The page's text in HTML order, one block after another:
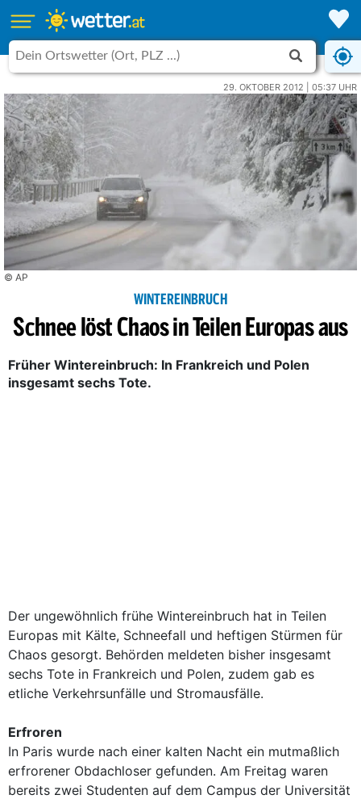
29. OKTOBER 2012 | 05:37 UHR
© AP
WINTEREINBRUCH
Schnee löst Chaos in Teilen Europas aus
Früher Wintereinbruch: In Frankreich und Polen
insgesamt sechs Tote.
Der ungewöhnlich frühe Wintereinbruch hat in Teilen
Europas mit Kälte, Schneefall und heftigen Stürmen für
Chaos gesorgt. Behörden meldeten bisher insgesamt
sechs Tote in Frankreich und Polen, zudem gab es
etliche Verkehrsunfälle und Stromausfälle.
Erfroren
In Paris wurde nach einer kalten Nacht ein mutmaßlich
erfrorener Obdachloser gefunden. Am Freitag waren
bereits zwei Studenten auf dem Campus der Universität